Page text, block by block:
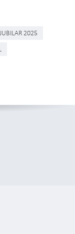
2025